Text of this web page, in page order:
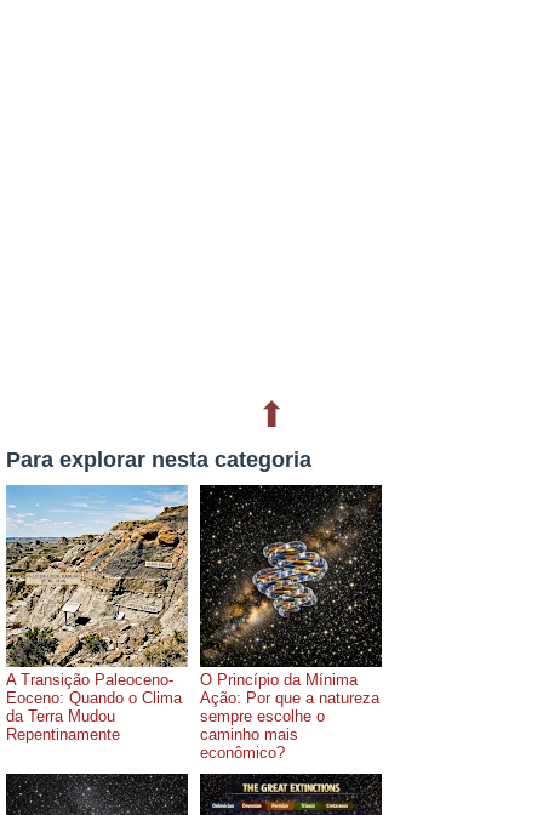
⬆
Para explorar nesta categoria
A Transição Paleoceno-
Eoceno: Quando o Clima
da Terra Mudou
Repentinamente
O Princípio da Mínima
Ação: Por que a natureza
sempre escolhe o
caminho mais
econômico?